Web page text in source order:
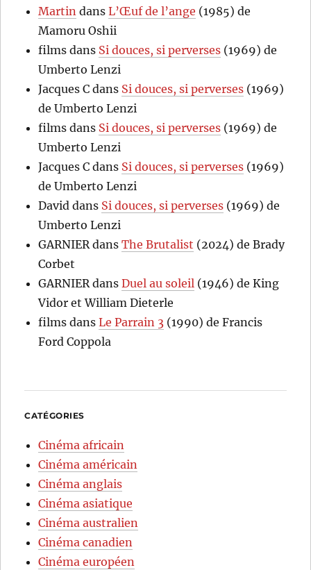
Martin dansL’Œuf de l’ange (1985) de
Mamoru Oshii
films dans Si douces, si perverses (1969) de
Umberto Lenzi
Jacques C dans Si douces, si perverses (1969)
de Umberto Lenzi
films dans Si douces, si perverses (1969) de
Umberto Lenzi
Jacques C dans Si douces, si perverses (1969)
de Umberto Lenzi
David dans Si douces, si perverses (1969) de
Umberto Lenzi
GARNIERdansThe Brutalist (2024) de Brady
Corbet
GARNIERdansDuel au soleil (1946) de King
Vidor et William Dieterle
films dansLe Parrain 3 (1990) de Francis
Ford Coppola
CATÉGORIES
Cinéma africain
Cinéma américain
Cinéma anglais
Cinéma asiatique
Cinéma australien
Cinéma canadien
Cinéma européen